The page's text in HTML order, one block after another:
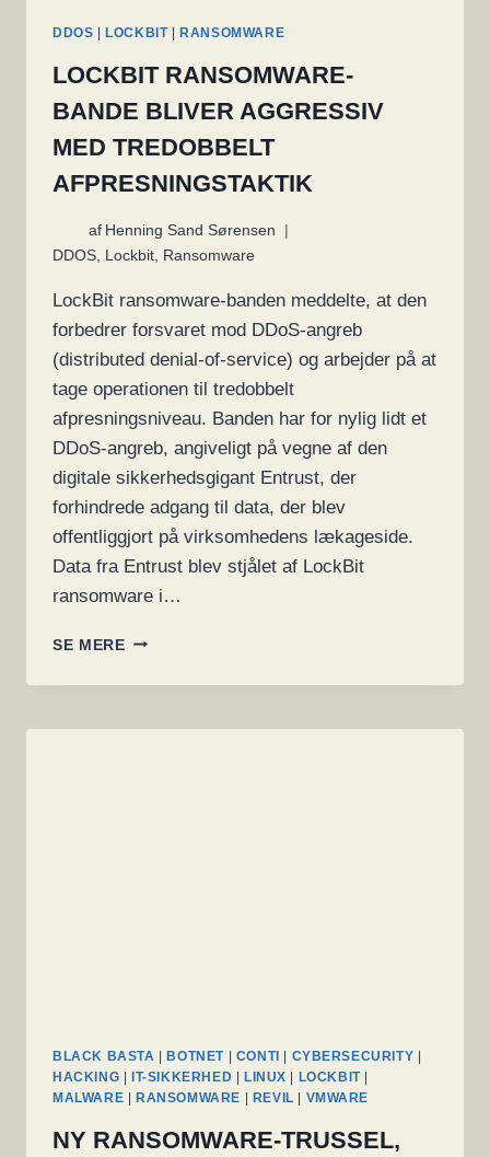
DDOS LOCKBIT| RANSOMWARE
LOCKBIT RANSOMWARE-
BANDE BLIVER AGGRESSIV
MED TREDOBBELT
AFPRESNINGSTAKTIK
af Henning Sand Sørensen
DDOS Lockbit Ransomware
LockBit ransomware-banden meddelte, at den
forbedrer forsvaret mod DDoS-angreb
(distributed denial-of-service) og arbejder på at
tage operationen til tredobbelt
afpresningsniveau. Banden har for nylig lidt et
DDoS-angreb, angiveligt på vegne af den
digitale sikkerhedsgigant Entrust, der
forhindrede adgang til data, der blev
offentliggjort på virksomhedens lækageside.
Data fra Entrust blev stjålet af LockBit
ransomware i…
SE MERELOCKBIT
BANDE
AGGRESSIV
BLACK BASTA BOTNET| CONTI CYBERSECURITY
HACKING
IT-SIKKERHED LINUX LOCKBIT|
MALWARE
RANSOMWARE REVIL VMWARE
NY RANSOMWARE-TRUSSEL,